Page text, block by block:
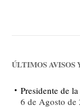
ÚLTIMOS AVISOS
Presidente de
6 de Agosto de